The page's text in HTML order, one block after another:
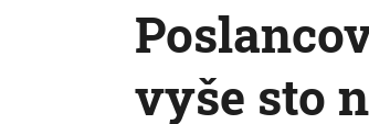
vyše sto